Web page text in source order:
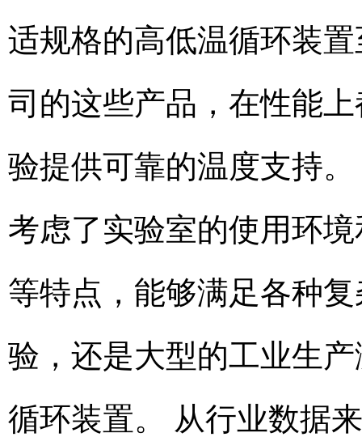
适规格的高低温循环装
司的这些产品，在性能
验提供可靠的温度支持
考虑了实验室的使用环
等特点，能够满足各种
验，还是大型的工业生
循环装置。 从行业数据